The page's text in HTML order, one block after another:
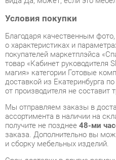
о характеристиках и
покупателей маркетплэйса
товар «Кабинет руководителя
магия» категории Готовые
доставкой из Екатеринбурга по
от производителя не составит
Мы отправляем заказы в
ассортимента в наличии на
получите не позднее48-ми
заказа. Дополнительно вы
Срок доставки в другие
на складах производителей,
Уточнить наличие, срок и
через формуобратной связи.